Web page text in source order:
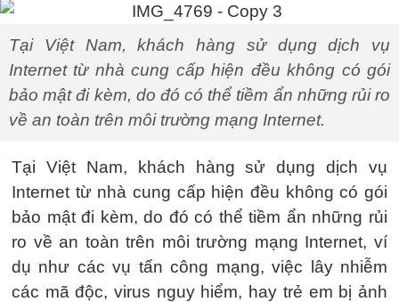
Tại Việt Nam, khách hàng sử dụng dịch vụ
Internet từ nhà cung cấp hiện đều không có gói
bảo mật đi kèm, do đó có thể tiềm ẩn những rủi ro
về an toàn trên môi trường mạng Internet.
Tại Việt Nam, khách hàng sử dụng dịch vụ
Internet từ nhà cung cấp hiện đều không có gói
bảo mật đi kèm, do đó có thể tiềm ẩn những rủi
ro về an toàn trên môi trường mạng Internet, ví
dụ như các vụ tấn công mạng, việc lây nhiễm
các mã độc, virus nguy hiểm, hay trẻ em bị ảnh